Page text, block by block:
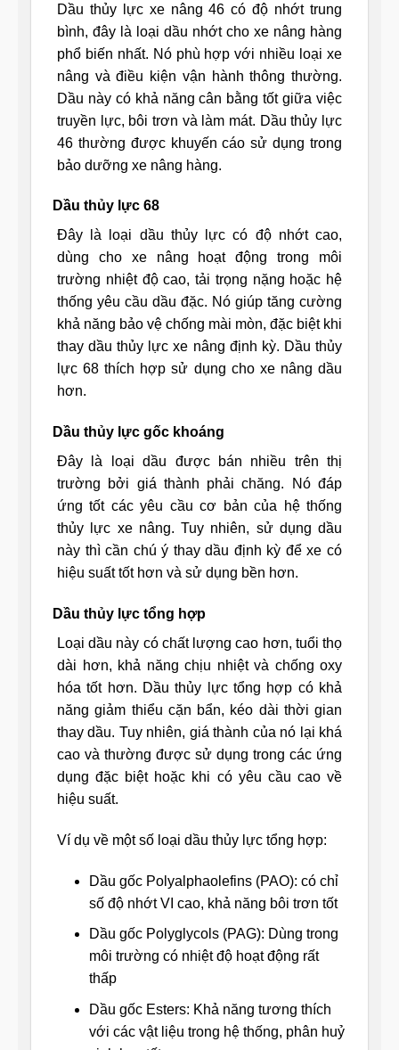
Dầu thủy lực xe nâng 46 có độ nhớt trung
bình, đây là loại dầu nhớt cho xe nâng hàng
phổ biến nhất. Nó phù hợp với nhiều loại xe
nâng và điều kiện vận hành thông thường.
Dầu này có khả năng cân bằng tốt giữa việc
truyền lực, bôi trơn và làm mát. Dầu thủy lực
46 thường được khuyến cáo sử dụng trong
bảo dưỡng xe nâng hàng.
Dầu thủy lực 68
Đây là loại dầu thủy lực có độ nhớt cao,
dùng cho xe nâng hoạt động trong môi
trường nhiệt độ cao, tải trọng nặng hoặc hệ
thống yêu cầu dầu đặc. Nó giúp tăng cường
khả năng bảo vệ chống mài mòn, đặc biệt khi
thay dầu thủy lực xe nâng định kỳ. Dầu thủy
lực 68 thích hợp sử dụng cho xe nâng dầu
hơn.
Dầu thủy lực gốc khoáng
Đây là loại dầu được bán nhiều trên thị
trường bởi giá thành phải chăng. Nó đáp
ứng tốt các yêu cầu cơ bản của hệ thống
thủy lực xe nâng. Tuy nhiên, sử dụng dầu
này thì cần chú ý thay dầu định kỳ để xe có
hiệu suất tốt hơn và sử dụng bền hơn.
Dầu thủy lực tổng hợp
Loại dầu này có chất lượng cao hơn, tuổi thọ
dài hơn, khả năng chịu nhiệt và chống oxy
hóa tốt hơn. Dầu thủy lực tổng hợp có khả
năng giảm thiểu cặn bẩn, kéo dài thời gian
thay dầu. Tuy nhiên, giá thành của nó lại khá
cao và thường được sử dụng trong các ứng
dụng đặc biệt hoặc khi có yêu cầu cao về
hiệu suất.
Ví dụ về một số loại dầu thủy lực tổng hợp:
Dầu gốc Polyalphaolefins (PAO): có chỉ
số độ nhớt VI cao, khả năng bôi trơn tốt
Dầu gốc Polyglycols (PAG): Dùng trong
môi trường có nhiệt độ hoạt động rất
thấp
Dầu gốc Esters: Khả năng tương thích
với các vật liệu trong hệ thống, phân huỷ